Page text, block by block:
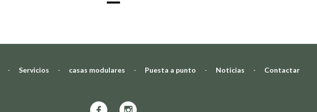
- Servicios - casas modulares - Puesta a punto - Noticias - Contactar